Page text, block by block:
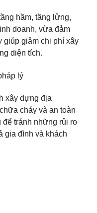
hầm, tầng lửng,
doanh, vừa đảm
giúp giảm chi phí xây
diện tích.
lý
xây dựng địa
cháy và an toàn
để tránh những rủi ro
gia đình và khách